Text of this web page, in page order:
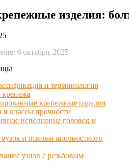
изделия:
6 октября, 2025
и терминология
крепежа
крепежные изделия
классы прочности
исполнение головок и
и основы прочностного
узлов с резьбовым